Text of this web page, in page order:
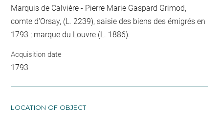
Marquis de Calvière - Pierre Marie Gaspard Grimod,
comte d'Orsay, (L. 2239), saisie des biens des émigrés en
1793 ; marque du Louvre (L. 1886).
Acquisition date
1793
LOCATION OF OBJECT